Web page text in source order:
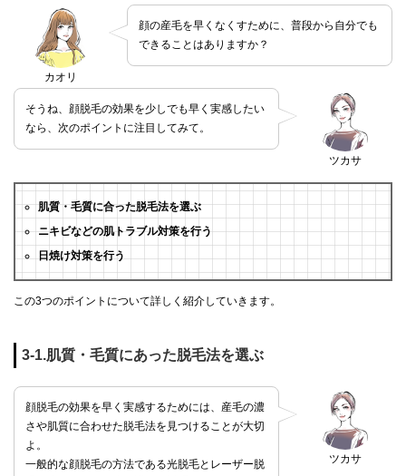
カオリ
顔の産毛を早くなくすために、普段から自分でも
できることはありますか？
ツカサ
そうね、顔脱毛の効果を少しでも早く実感したい
なら、次のポイントに注目してみて。
肌質・毛質に合った脱毛法を選ぶ
ニキビなどの肌トラブル対策を行う
日焼け対策を行う
この3つのポイントについて詳しく紹介していきます。
3-1.肌質・毛質にあった脱毛法を選ぶ
ツカサ
顔脱毛の効果を早く実感するためには、産毛の濃
さや肌質に合わせた脱毛法を見つけることが大切
よ。
一般的な顔脱毛の方法である光脱毛とレーザー脱